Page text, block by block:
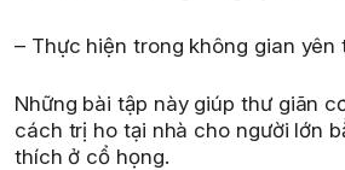
– Thực hiện trong không gian yên
Những bài tập này giúp thư giãn
cách trị ho tại nhà cho người lớn
thích ở cổ họng.